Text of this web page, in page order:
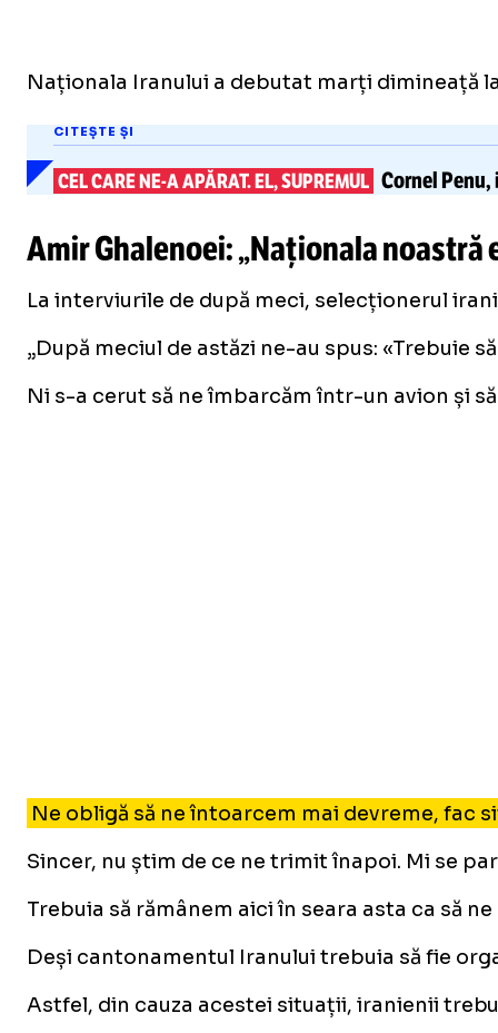
Naționala Iranului a debutat marți dimineață
CITEȘTE ȘI
CEL CARENE-AAPĂRAT. EL, SUPREMUL Cornel Penu,
Amir Ghalenoei: „Naționala noastră
La interviurile de după meci, selecționerul
„După meciul de astăzi ne-au spus:
Ni s-a cerut să ne îmbarcăm într-un avion și
Ne obligă să ne întoarcem mai devreme, fac
Sincer, nu știm de ce ne trimit înapoi. Mi se
Trebuia să rămânem aici în seara asta ca să
Deși cantonamentul Iranului trebuia să fie
Astfel, din cauza acestei situații, iranienii